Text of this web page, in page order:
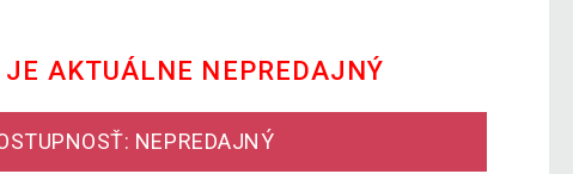
JE AKTUÁLNE NEPREDAJNÝ
NEPREDAJNÝ